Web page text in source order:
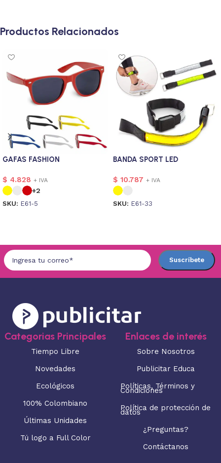
Productos Relacionados
GAFAS FASHION
$ 4.828 + IVA
+2
SKU: E61-5
BANDA SPORT LED
$ 10.787 + IVA
SKU: E61-33
Categorias Principales
Tiempo Libre
Novedades
Ecológicos
100% Colombiano
Últimas Unidades
Tú logo a Full Color
Enlaces de interés
Sobre Nosotros
Publicitar Educa
Políticas, Términos y
Condiciones
Política de protección de
datos
¿Preguntas?
Contáctanos